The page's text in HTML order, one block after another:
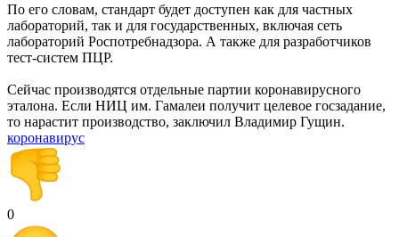
По его словам, стандарт будет доступен как для частных
лабораторий, так и для государственных, включая сеть
лабораторий Роспотребнадзора. А также для разработчиков
тест-систем ПЦР.
Сейчас производятся отдельные партии коронавирусного
эталона. Если НИЦ им. Гамалеи получит целевое госзадание,
то нарастит производство, заключил Владимир Гущин.
коронавирус
0